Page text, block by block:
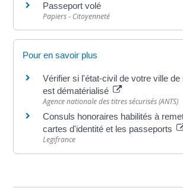
Passeport volé
Papiers - Citoyenneté
Pour en savoir plus
Vérifier si l'état-civil de votre ville
est dématérialisé
Agence nationale des titres sécurisés (ANTS)
Consuls honoraires habilités à
cartes d'identité et les passeports
Legifrance